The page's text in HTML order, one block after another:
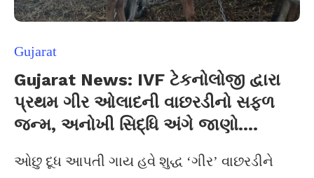
Gujarat
Gujarat News: IVF ટેકનોલોજી દ્વારા
પ્રથમ ગીર ઓલાદની વાછરડીનો સફળ
જન્મ, અનોખી સિદ્ધિ અંગે જાણો….
ઓછુ દૂધ આપતી ગાય હવે શુદ્ધ ‘ગીર’ વાછરડીને